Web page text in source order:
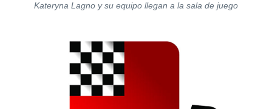
Kateryna Lagno y su equipo llegan a la sala de juego